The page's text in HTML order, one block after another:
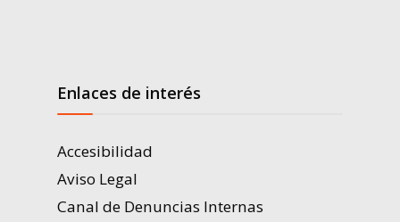
Enlaces de interés
Accesibilidad
Aviso Legal
Canal de Denuncias Internas